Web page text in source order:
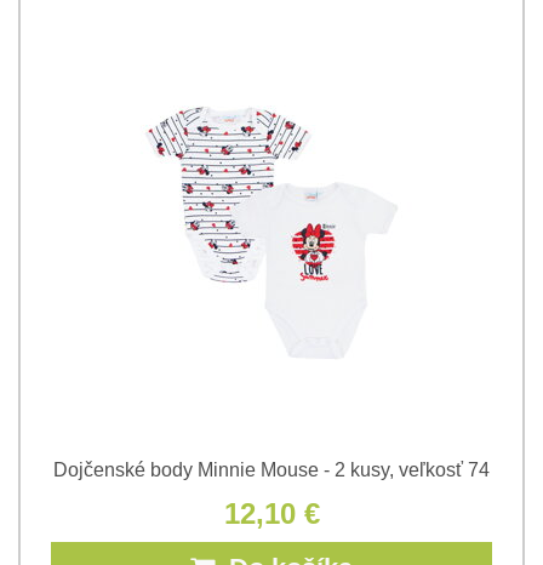
Dojčenské body Minnie Mouse - 2 kusy, veľkosť 74
12,10 €